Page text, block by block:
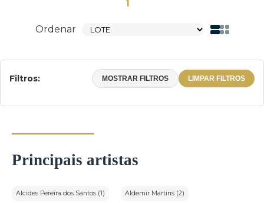
1
Ordenar
Filtros: MOSTRAR FILTROS LIMPAR FILTROS
Principais artistas
Alcides Pereira dos Santos (1) Aldemir Martins (2)